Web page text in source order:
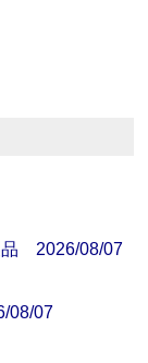
品 2026/08/07
08/07